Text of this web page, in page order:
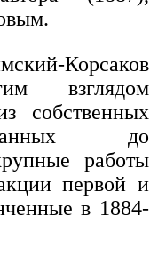
Корсаков
взглядом
собственных
до
работы
первой и
в 1884-